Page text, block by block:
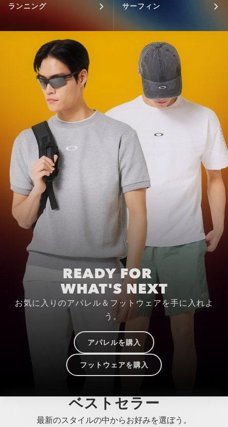
ランニング サーフィン
READY FOR
WHAT'S NEXT
お気に入りのアパレル＆フットウェアを手に入れよ
う。
アパレルを購入
フットウェアを購入
ベストセラー
最新のスタイルの中からお好みを選ぼう。